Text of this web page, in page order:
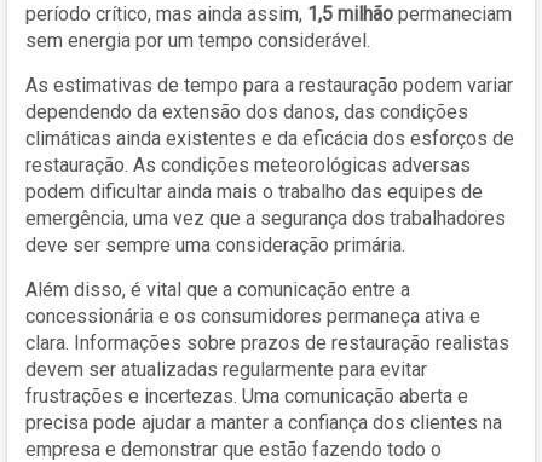
período crítico, mas ainda assim, 1,5 milhão permaneciam
sem energia por um tempo considerável.
As estimativas de tempo para a restauração podem variar
dependendo da extensão dos danos, das condições
climáticas ainda existentes e da eficácia dos esforços de
restauração. As condições meteorológicas adversas
podem dificultar ainda mais o trabalho das equipes de
emergência, uma vez que a segurança dos trabalhadores
deve ser sempre uma consideração primária.
Além disso, é vital que a comunicação entre a
concessionária e os consumidores permaneça ativa e
clara. Informações sobre prazos de restauração realistas
devem ser atualizadas regularmente para evitar
frustrações e incertezas. Uma comunicação aberta e
precisa pode ajudar a manter a confiança dos clientes na
empresa e demonstrar que estão fazendo todo o